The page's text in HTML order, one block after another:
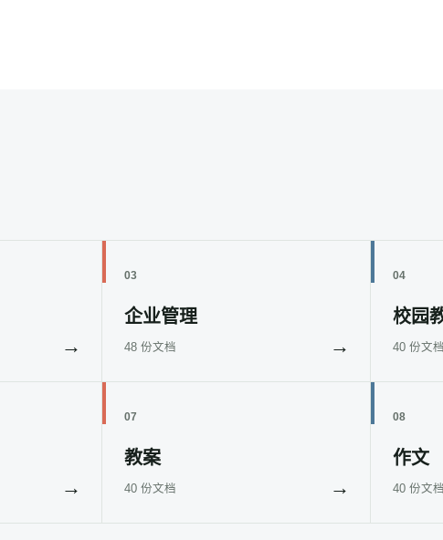
→
03
企业管理
48 份文档 →
04
校园
40 份文档
→
07
教案
40 份文档 →
08
作文
40 份文档